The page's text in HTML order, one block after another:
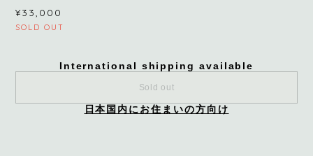
¥33,000
SOLD OUT
International shipping available
Sold out
日本国内にお住まいの方向け